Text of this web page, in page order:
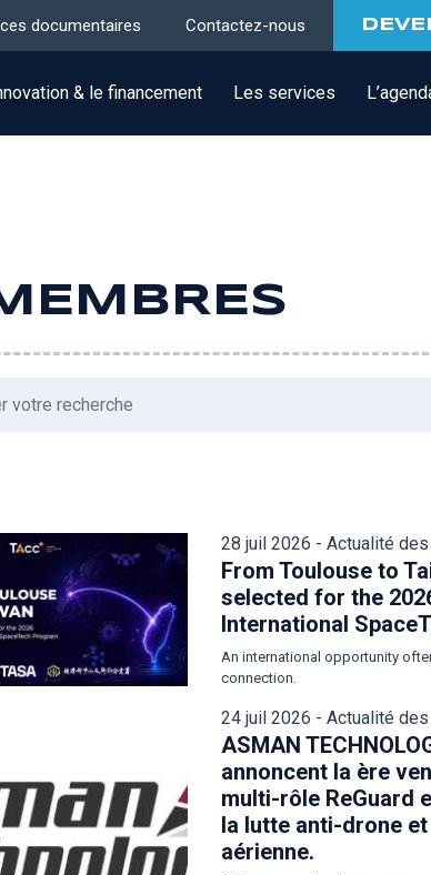
supplémentaires
documentaires Contactez-nous
& le financement Les services
28 juil 2026 - Actualité
From Toulouse to
selected for the
International
An international opportunity
connection.
24 juil 2026 - Actualité
ASMAN
annoncent la ère
multi-rôle ReGuard
la lutte anti-drone
aérienne.